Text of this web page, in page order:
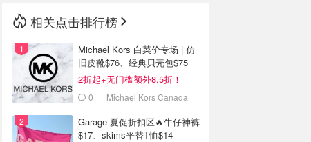
相关点击排行榜
Michael Kors 白菜价专场 | 仿
旧皮靴$76、经典贝壳包$75
2折起+无门槛额外8.5折！
0 Michael Kors Canada
Garage 夏促折扣区🔥牛仔神裤
$17、skims平替T恤$14